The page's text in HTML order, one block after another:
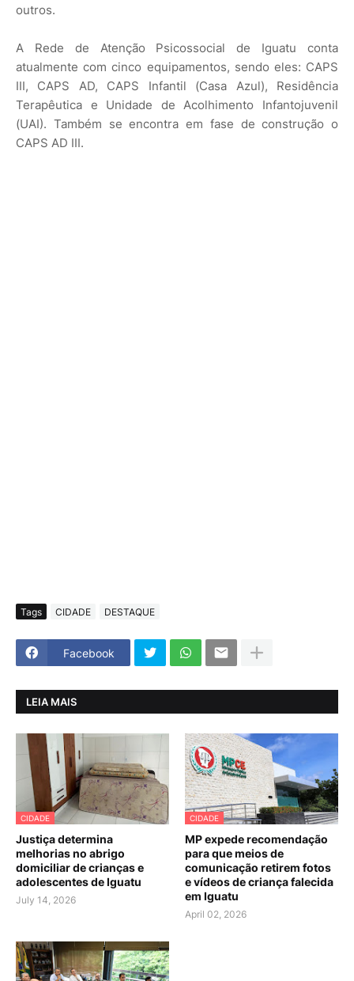
outros.
A Rede de Atenção Psicossocial de Iguatu conta
atualmente com cinco equipamentos, sendo eles: CAPS
III, CAPS AD, CAPS Infantil (Casa Azul), Residência
Terapêutica e Unidade de Acolhimento Infantojuvenil
(UAI). Também se encontra em fase de construção o
CAPS AD III.
Tags CIDADE DESTAQUE
Facebook
LEIA MAIS
CIDADE
Justiça determina
melhorias no abrigo
domiciliar de crianças e
adolescentes de Iguatu
July 14, 2026
CIDADE
MP expede recomendação
para que meios de
comunicação retirem fotos
e vídeos de criança falecida
em Iguatu
April 02, 2026